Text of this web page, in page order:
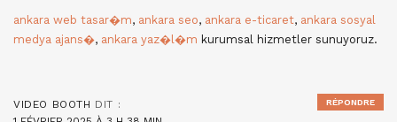
ankara web tasar�m, ankara seo, ankara e-ticaret, ankara sosyal
medya ajans�, ankara yaz�l�m kurumsal hizmetler sunuyoruz.
VIDEO BOOTH DIT :
RÉPONDRE